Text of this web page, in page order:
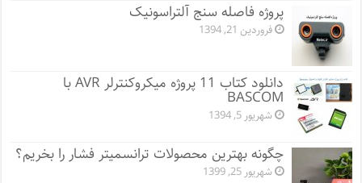
پروژه فاصله سنج آلتراسونیک
فروردین 21, 1394
دانلود کتاب 11 پروژه میکروکنترلر AVR با
BASCOM
شهریور 5, 1394
چگونه بهترین محصولات ترانسمیتر فشار را بخریم؟
شهریور 25, 1399